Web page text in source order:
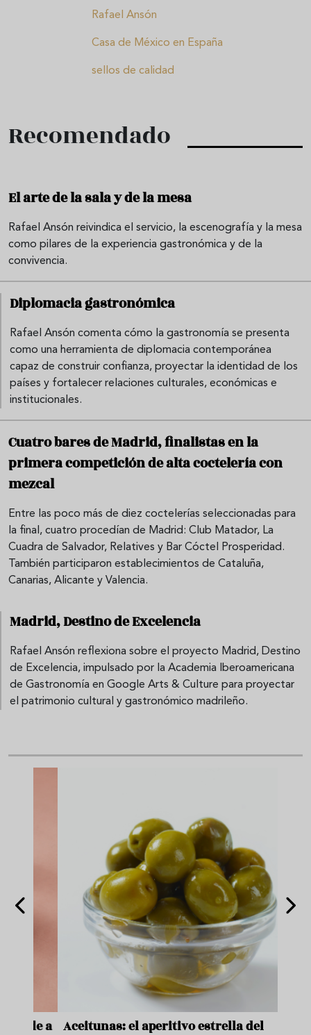
Rafael Ansón
Casa de México en España
sellos de calidad
Recomendado
El arte de la sala y de la mesa
Rafael Ansón reivindica el servicio, la escenografía y la mesa
como pilares de la experiencia gastronómica y de la
convivencia.
Diplomacia gastronómica
Rafael Ansón comenta cómo la gastronomía se presenta
como una herramienta de diplomacia contemporánea
capaz de construir confianza, proyectar la identidad de los
países y fortalecer relaciones culturales, económicas e
institucionales.
Cuatro bares de Madrid, finalistas en la
primera competición de alta coctelería con
mezcal
Entre las poco más de diez coctelerías seleccionadas para
la final, cuatro procedían de Madrid: Club Matador, La
Cuadra de Salvador, Relatives y Bar Cóctel Prosperidad.
También participaron establecimientos de Cataluña,
Canarias, Alicante y Valencia.
Madrid, Destino de Excelencia
Rafael Ansón reflexiona sobre el proyecto Madrid, Destino
de Excelencia, impulsado por la Academia Iberoamericana
de Gastronomía en Google Arts & Culture para proyectar
el patrimonio cultural y gastronómico madrileño.
Aceitunas: el aperitivo estrella del